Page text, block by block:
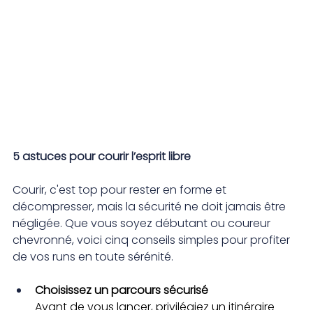
5 astuces pour courir l’esprit libre
Courir, c'est top pour rester en forme et
décompresser, mais la sécurité ne doit jamais être
négligée. Que vous soyez débutant ou coureur
chevronné, voici cinq conseils simples pour profiter
de vos runs en toute sérénité.
Choisissez un parcours sécurisé